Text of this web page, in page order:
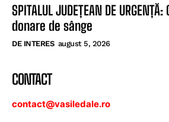
SPITALUL JUDEȚEAN DE
donare de sânge
DE INTERES august 5, 2026
CONTACT
contact@vasiledale.ro